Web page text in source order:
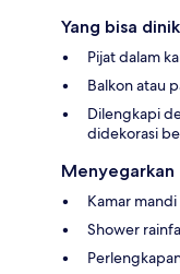
Yang bisa
Pijat dalam
Balkon atau
Dilengkapi
didekorasi
Menyegarkan
Kamar
Shower